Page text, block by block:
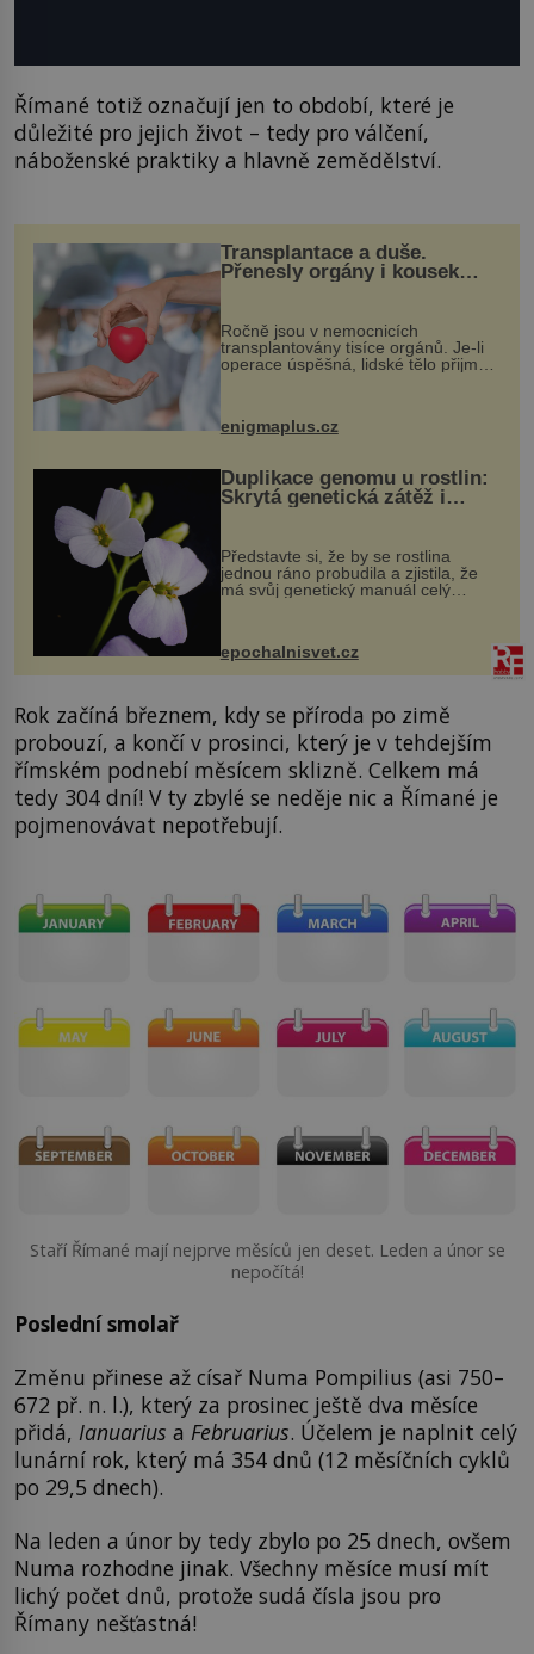
Římané totiž označují jen to období, které je
důležité pro jejich život – tedy pro válčení,
náboženské praktiky a hlavně zemědělství.
Transplantace a duše.
Přenesly orgány i kousek
Ročně jsou v nemocnicích
transplantovány tisíce orgánů. Je-li
operace úspěšná, lidské tělo přijme
enigmaplus.cz
Duplikace genomu u rostlin:
Skrytá genetická zátěž i
Představte si, že by se rostlina
jednou ráno probudila a zjistila, že
má svůj genetický manuál celý
vstupenka...
epochalnisvet.cz
Rok začíná březnem, kdy se příroda po zimě
probouzí, a končí v prosinci, který je v tehdejším
římském podnebí měsícem sklizně. Celkem má
tedy 304 dní! V ty zbylé se neděje nic a Římané je
pojmenovávat nepotřebují.
Staří Římané mají nejprve měsíců jen deset. Leden a únor se
nepočítá!
Poslední smolař
Změnu přinese až císař Numa Pompilius (asi 750–
672 př. n. l.), který za prosinec ještě dva měsíce
přidá, Ianuarius a Februarius. Účelem je naplnit celý
lunární rok, který má 354 dnů (12 měsíčních cyklů
po 29,5 dnech).
Na leden a únor by tedy zbylo po 25 dnech, ovšem
Numa rozhodne jinak. Všechny měsíce musí mít
lichý počet dnů, protože sudá čísla jsou pro
Římany nešťastná!